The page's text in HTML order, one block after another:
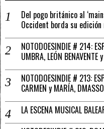
Del pogo británico al
Occident borda su
NOTODOESINDIE # 214:
UMBRA, LEÓN BENAVENTE
NOTODOESINDIE # 213:
CARMEN y MARÍA,
LA ESCENA MUSICAL